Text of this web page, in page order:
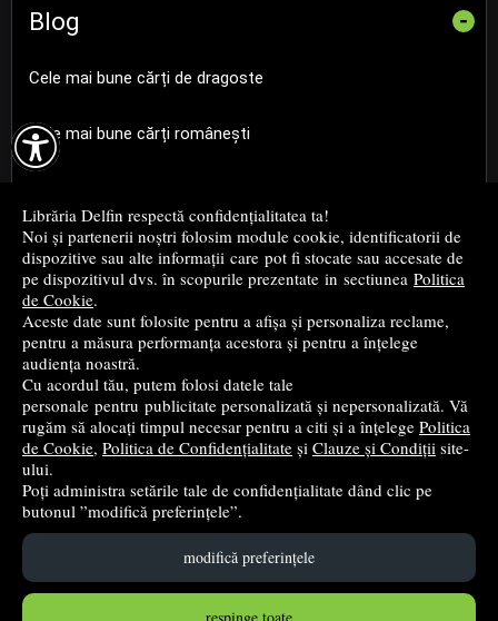

Librăria Delfin respectă confidențialitatea ta!
Noi și partenerii noștri folosim module cookie, identificatorii de
dispozitive sau alte informații care pot fi stocate sau accesate de
pe dispozitivul dvs. în scopurile prezentate in sectiunea Politica
de Cookie.
Aceste date sunt folosite pentru a afișa și personaliza reclame,
pentru a măsura performanța acestora și pentru a înțelege
audiența noastră.
Cu acordul tău, putem folosi datele tale
personale pentru publicitate personalizată și nepersonalizată. Vă
rugăm să alocați timpul necesar pentru a citi și a înțelege Politica
de Cookie, Politica de Confidențialitate și Clauze și Condiții site-
ului.
Poți administra setările tale de confidențialitate dând clic pe
butonul ”modifică preferințele”.
modifică preferințele
Blog -
Cele mai bune cărți de dragoste
Cele mai bune cărți românești
Cele mai bune cărți de istorie
Top cărți beletristică
...toate știrile
© 2004 - 2026 Grup DZC SRL
Magazin onlinecreat de Vital Soft
Created in 0.0846 sec